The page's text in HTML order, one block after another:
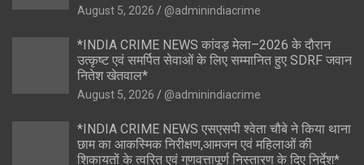
August 5, 2026 @adminindiacrime
*INDIA CRIME NEWS कांवड़ मेला–2026 के दौरान
उत्कृष्ट एवं समर्पित सेवाओं के लिए सम्मानित हुए SDRF जवान
नितेश खेतवाल*
August 5, 2026 @adminindiacrime
*INDIA CRIME NEWS एसएसपी श्वेता चौबे ने किया थाना
छाम का आकस्मिक निरीक्षण,आमजन एवं महिलाओं की
शिकायतों के त्वरित एवं गुणवत्तापूर्ण निस्तारण के दिए निर्देश*